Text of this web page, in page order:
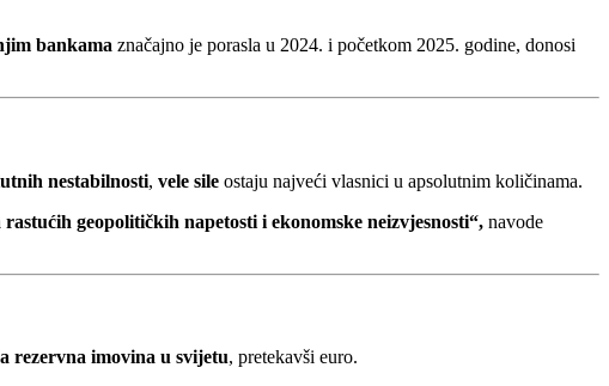
bankama značajno je porasla u 2024. i početkom 2025. godine, donosi
nestabilnosti, vele sile ostaju najveći vlasnici u apsolutnim količinama.
geopolitičkih napetosti i ekonomske neizvjesnosti“, navode
rezervna imovina u svijetu, pretekavši euro.